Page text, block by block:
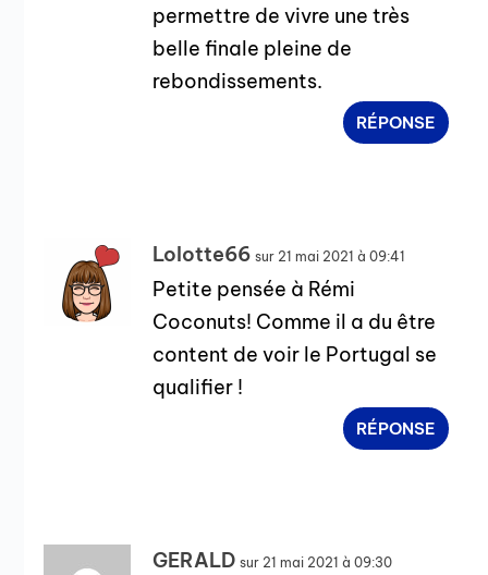
permettre de vivre une très
belle finale pleine de
rebondissements.
RÉPONSE
Lolotte66 sur 21 mai 2021 à 09:41
Petite pensée à Rémi
Coconuts! Comme il a du être
content de voir le Portugal se
qualifier !
RÉPONSE
GERALD sur 21 mai 2021 à 09:30